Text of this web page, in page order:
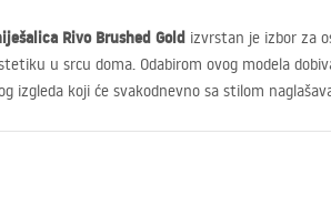
Rivo Brushed Gold izvrstan je izbor za
u srcu doma. Odabirom ovog modela
izgleda koji će svakodnevno sa stilom